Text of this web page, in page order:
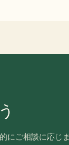
にご相談に応じま